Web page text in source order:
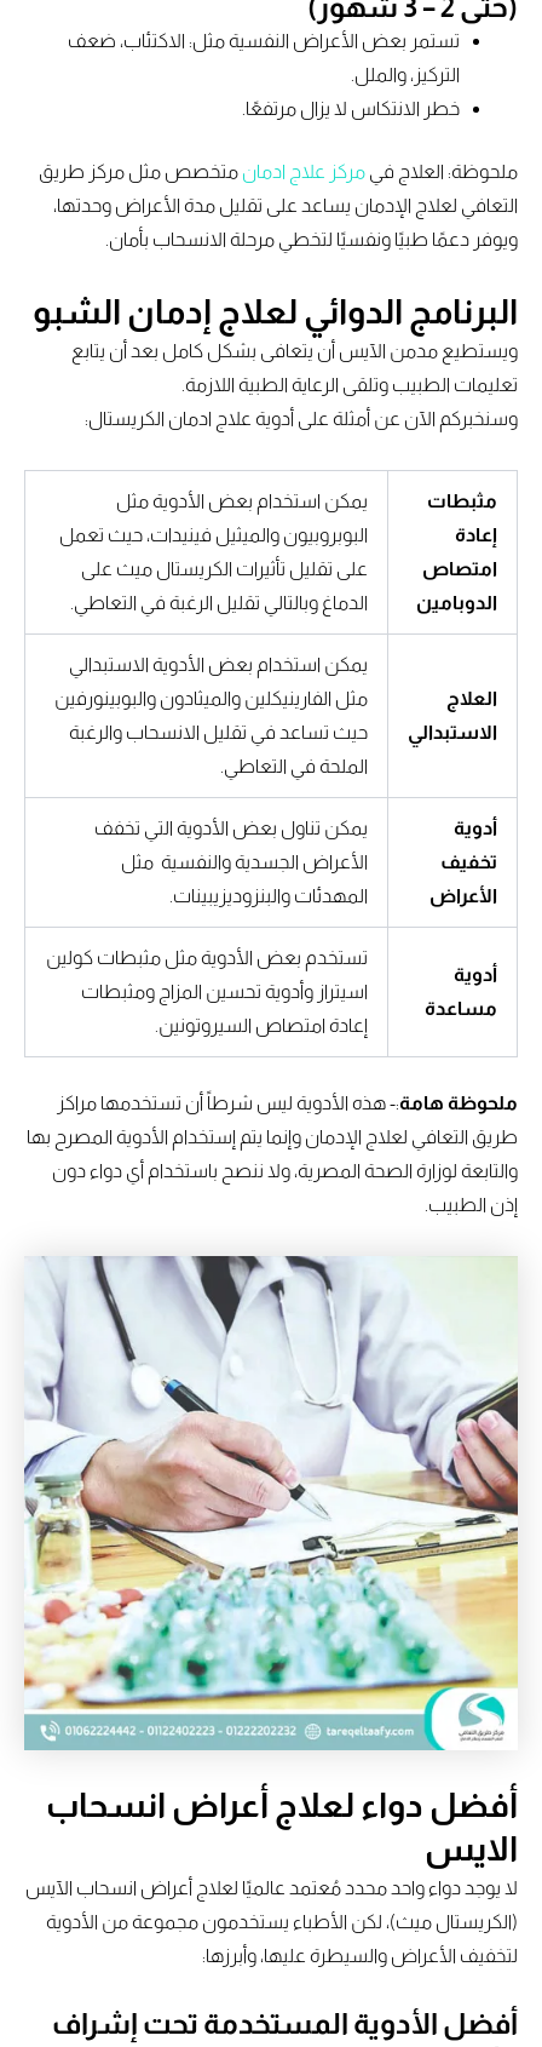
(حتى 2 – 3 شهور)
تستمر بعض الأعراض النفسية مثل: الاكتئاب، ضعف
التركيز، والملل.
خطر الانتكاس لا يزال مرتفعًا.
ملحوظة: العلاج في مركز علاج ادمانمتخصص مثل مركز طريق
التعافي لعلاج الإدمان يساعد على تقليل مدة الأعراض وحدتها،
ويوفر دعمًا طبيًا ونفسيًا لتخطي مرحلة الانسحاب بأمان.
البرنامج الدوائي لعلاج إدمان الشبو
ويستطيع مدمن الآيس أن يتعافى بشكل كامل بعد أن يتابع
تعليمات الطبيب وتلقى الرعاية الطبية اللازمة.
وسنخبركم الآن عن أمثلة على أدوية علاج ادمان الكريستال:
مثبطات
إعادة
امتصاص
الدوبامين
يمكن استخدام بعض الأدوية مثل
البوبروبيون والميثيل فينيدات، حيث تعمل
على تقليل تأثيرات الكريستال ميث على
الدماغ وبالتالي تقليل الرغبة في التعاطي.
العلاج
الاستبدالي
يمكن استخدام بعض الأدوية الاستبدالي
مثل الفارينيكلين والميثادون والبوبينورفين
حيث تساعد في تقليل الانسحاب والرغبة
الملحة في التعاطي.
أدوية
تخفيف
الأعراض
يمكن تناول بعض الأدوية التي تخفف
الأعراض الجسدية والنفسية مثل
المهدئات والبنزوديزيبينات.
أدوية
مساعدة
تستخدم بعض الأدوية مثل مثبطات كولين
اسيتراز وأدوية تحسين المزاج ومثبطات
إعادة امتصاص السيروتونين.
ملحوظة هامة:- هذه الأدوية ليس شرطاً أن تستخدمها مراكز
طريق التعافي لعلاج الإدمان وإنما يتم إستخدام الأدوية المصرح بها
والتابعة لوزارة الصحة المصرية، ولا ننصح باستخدام أي دواء دون
إذن الطبيب.
أفضل دواء لعلاج أعراض انسحاب
الايس
لا يوجد دواء واحد محدد مُعتمد عالميًا لعلاج أعراض انسحاب الآيس
(الكريستال ميث)، لكن الأطباء يستخدمون مجموعة من الأدوية
لتخفيف الأعراض والسيطرة عليها، وأبرزها:
أفضل الأدوية المستخدمة تحت إشراف